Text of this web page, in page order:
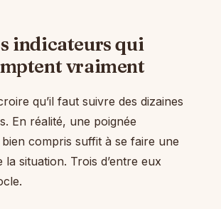
indicateurs qui
vraiment
qu’il faut suivre des dizaines
En réalité, une poignée
bien compris suffit à se faire une
la situation. Trois d’entre eux